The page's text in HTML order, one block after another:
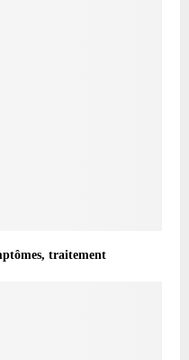
traitement